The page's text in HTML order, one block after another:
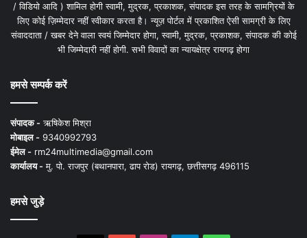
/ विडियो आदि ) शामिल होगी स्वामी, मुद्रक, प्रकाशक, संपादक इस तरह के सामग्रियों के
लिए कोई ज़िम्मेदार नहीं स्वीकार करता है। न्यूज़ पोर्टल में प्रकाशित ऐसी सामग्री के लिए
संवाददाता / खबर देने वाला स्वयं जिम्मेदार होगा, स्वामी, मुद्रक, प्रकाशक, संपादक की कोई
भी जिम्मेदारी नहीं होगी. सभी विवादों का न्यायक्षेत्र रायगढ़ होगा
हमसे सम्पर्क करें
संपादक -ऋषिकेश मिश्रा
मोबाइल - 9340992793
ईमेल - rm24multimedia@gmail.com
कार्यालय -मु. पो. राजपुर (बथानपारा, ढाप रोड) रायगढ़, छत्तीसगढ़ 496115
हमसे जुड़े